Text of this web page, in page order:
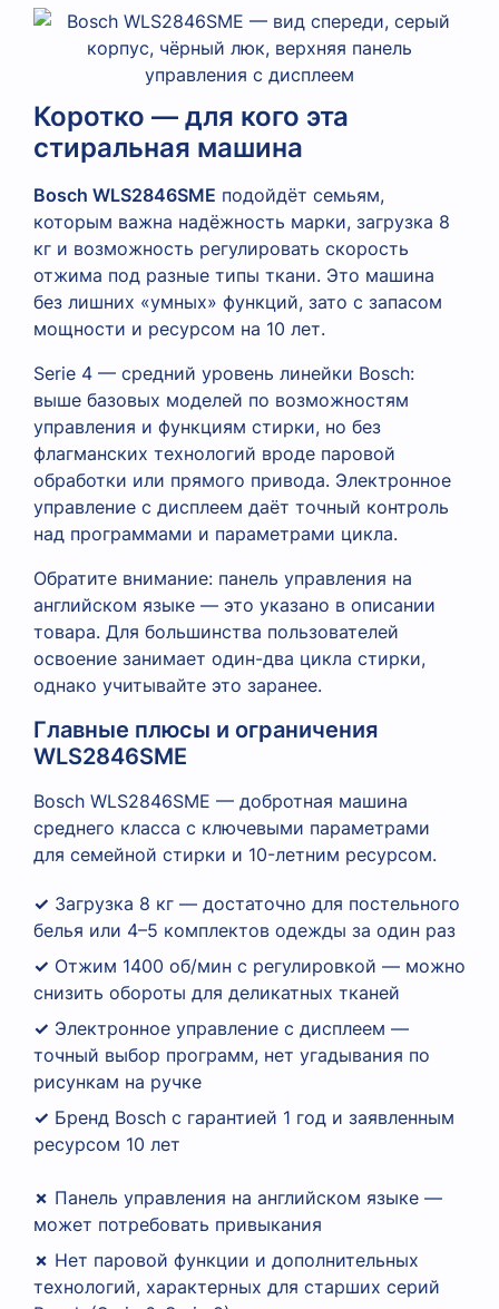
Коротко — для кого эта
стиральная машина
Bosch WLS2846SME подойдёт семьям,
которым важна надёжность марки, загрузка 8
кг и возможность регулировать скорость
отжима под разные типы ткани. Это машина
без лишних «умных» функций, зато с запасом
мощности и ресурсом на 10 лет.
Serie 4 — средний уровень линейки Bosch:
выше базовых моделей по возможностям
управления и функциям стирки, но без
флагманских технологий вроде паровой
обработки или прямого привода. Электронное
управление с дисплеем даёт точный контроль
над программами и параметрами цикла.
Обратите внимание: панель управления на
английском языке — это указано в описании
товара. Для большинства пользователей
освоение занимает один-два цикла стирки,
однако учитывайте это заранее.
Главные плюсы и ограничения
WLS2846SME
Bosch WLS2846SME — добротная машина
среднего класса с ключевыми параметрами
для семейной стирки и 10-летним ресурсом.
✓ Загрузка 8 кг — достаточно для постельного
белья или 4–5 комплектов одежды за один раз
✓ Отжим 1400 об/мин с регулировкой — можно
снизить обороты для деликатных тканей
✓ Электронное управление с дисплеем —
точный выбор программ, нет угадывания по
рисункам на ручке
✓ Бренд Bosch с гарантией 1 год и заявленным
ресурсом 10 лет
✗ Панель управления на английском языке —
может потребовать привыкания
✗ Нет паровой функции и дополнительных
технологий, характерных для старших серий